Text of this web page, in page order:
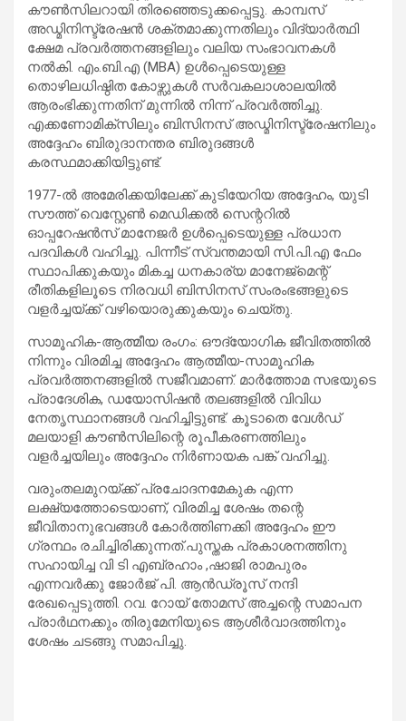
കൗൺസിലറായി തിരഞ്ഞെടുക്കപ്പെട്ടു. കാമ്പസ്
അഡ്മിനിസ്ട്രേഷൻ ശക്തമാക്കുന്നതിലും വിദ്യാർത്ഥി
ക്ഷേമ പ്രവർത്തനങ്ങളിലും വലിയ സംഭാവനകൾ
നൽകി. എം.ബി.എ (MBA) ഉൾപ്പെടെയുള്ള
തൊഴിലധിഷ്ഠിത കോഴ്സുകൾ സർവകലാശാലയിൽ
ആരംഭിക്കുന്നതിന് മുന്നിൽ നിന്ന് പ്രവർത്തിച്ചു.
എക്കണോമിക്സിലും ബിസിനസ് അഡ്മിനിസ്ട്രേഷനിലും
അദ്ദേഹം ബിരുദാനന്തര ബിരുദങ്ങൾ
കരസ്ഥമാക്കിയിട്ടുണ്ട്.
1977-ൽ അമേരിക്കയിലേക്ക് കുടിയേറിയ അദ്ദേഹം, യുടി
സൗത്ത് വെസ്റ്റേൺ മെഡിക്കൽ സെന്ററിൽ
ഓപ്പറേഷൻസ് മാനേജർ ഉൾപ്പെടെയുള്ള പ്രധാന
പദവികൾ വഹിച്ചു. പിന്നീട് സ്വന്തമായി സി.പി.എ ഫേം
സ്ഥാപിക്കുകയും മികച്ച ധനകാര്യ മാനേജ്‌മെന്റ്
രീതികളിലൂടെ നിരവധി ബിസിനസ് സംരംഭങ്ങളുടെ
വളർച്ചയ്ക്ക് വഴിയൊരുക്കുകയും ചെയ്തു.
സാമൂഹിക-ആത്മീയ രംഗം: ഔദ്യോഗിക ജീവിതത്തിൽ
നിന്നും വിരമിച്ച അദ്ദേഹം ആത്മീയ-സാമൂഹിക
പ്രവർത്തനങ്ങളിൽ സജീവമാണ്. മാർത്തോമ സഭയുടെ
പ്രാദേശിക, ഡയോസിഷൻ തലങ്ങളിൽ വിവിധ
നേതൃസ്ഥാനങ്ങൾ വഹിച്ചിട്ടുണ്ട്. കൂടാതെ വേൾഡ്
മലയാളി കൗൺസിലിന്റെ രൂപീകരണത്തിലും
വളർച്ചയിലും അദ്ദേഹം നിർണായക പങ്ക് വഹിച്ചു.
വരുംതലമുറയ്ക്ക് പ്രചോദനമേകുക എന്ന
ലക്ഷ്യത്തോടെയാണ്, വിരമിച്ച ശേഷം തന്റെ
ജീവിതാനുഭവങ്ങൾ കോർത്തിണക്കി അദ്ദേഹം ഈ
ഗ്രന്ഥം രചിച്ചിരിക്കുന്നത്.പുസ്തക പ്രകാശനത്തിനു
സഹായിച്ച വി ടി എബ്രഹാം ,ഷാജി രാമപുരം
എന്നവർക്കു ജോർജ് പി. ആൻഡ്രൂസ് നന്ദി
രേഖപ്പെടുത്തി. റവ. റോയ് തോമസ് അച്ചന്റെ സമാപന
പ്രാർഥനക്കും തിരുമേനിയുടെ ആശീർവാദത്തിനും
ശേഷം ചടങ്ങു സമാപിച്ചു.